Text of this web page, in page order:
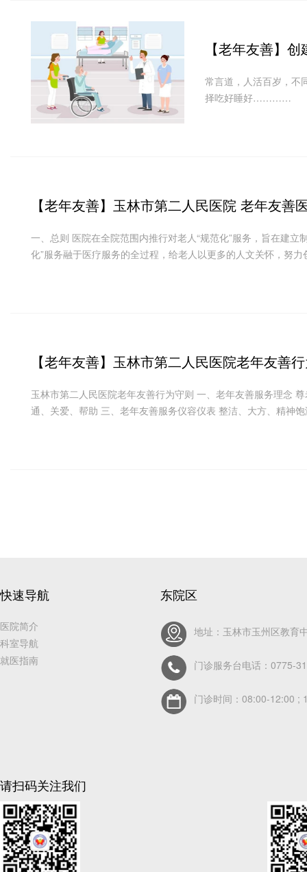
【老年友善】 创
常言道，人活百岁，不
择吃好睡好…………
【老年友善】 玉林市第二人民医院 老年友善
一、总则 医院在全院范围内推行对老人“规范化”服务，旨在建
化”服务融于医疗服务的全过程，给老人以更多的人文关怀，努
【老年友善】 玉林市第二人民医院老年友善
玉林市第二人民医院老年友善行为守则 一、老年友善服务理念
通、关爱、帮助 三、老年友善服务仪容仪表 整洁、大方、精神
快速导航
医院简介
科室导航
就医指南
东院区
地址：玉林市玉州区教育
门诊服务台电话：0775-
门诊时间：08:00-12:00 ;
请扫码关注我们